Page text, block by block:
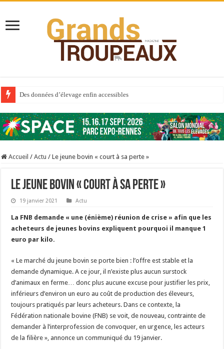
Des données d’élevage enfin accessibles
Au sommaire du premier numéro de 2025
Au sommaire de GTM 110
Aidez-nous à améliorer la santé de vos veaux !
Sécheresse : les éleveurs réclament des expertises de terrain
Un été fructueux pour Lactalis
Les canicules freinent la collecte laitière
Accueil / Actu / Le jeune bovin « court à sa perte »
Le jeune bovin « court à sa perte »
19 janvier 2021 Actu
La FNB demande « une (énième) réunion de crise » afin que les
acheteurs de jeunes bovins expliquent pourquoi il manque 1
euro par kilo.
« Le marché du jeune bovin se porte bien : l’offre est stable et la
demande dynamique. A ce jour, il n’existe plus aucun surstock
d’animaux en ferme… donc plus aucune excuse pour justifier les prix,
inférieurs d’environ un euro au coût de production des éleveurs,
toujours pratiqués par leurs acheteurs. Dans ce contexte, la
Fédération nationale bovine (FNB) se voit, de nouveau, contrainte de
demander à l’interprofession de convoquer, en urgence, les acteurs
de la filière », annonce un communiqué du 19 janvier.